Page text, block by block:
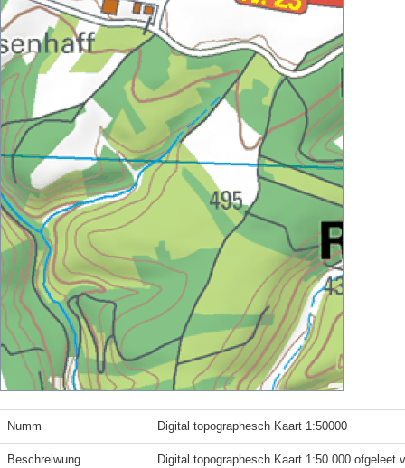
Numm Digital topographesch Kaart 1:50000
Beschreiwung Digital topographesch Kaart 1:50.000 ofgeleet